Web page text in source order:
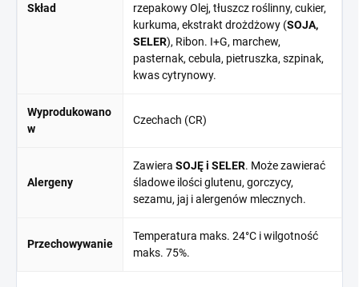
Skład
rzepakowy Olej, tłuszcz roślinny, cukier,
kurkuma, ekstrakt drożdżowy (SOJA,
SELER), Ribon. I+G, marchew,
pasternak, cebula, pietruszka, szpinak,
kwas cytrynowy.
Wyprodukowano
w
Czechach (CR)
Alergeny
Zawiera SOJĘ i SELER. Może zawierać
śladowe ilości glutenu, gorczycy,
sezamu, jaj i alergenów mlecznych.
Przechowywanie
Temperatura maks. 24°C i wilgotność
maks. 75%.